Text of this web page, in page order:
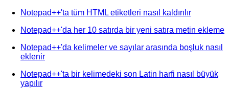
Notepad++'ta tüm HTML etiketleri nasıl kaldırılır
Notepad++'da her 10 satırda bir yeni satıra metin ekleme
Notepad++'da kelimeler ve sayılar arasında boşluk nasıl
eklenir
Notepad++'ta bir kelimedeki son Latin harfi nasıl büyük
yapılır